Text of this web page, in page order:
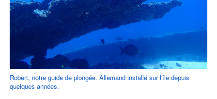
Robert, notre guide de plongée. Allemand installé sur l'île depuis
quelques années.